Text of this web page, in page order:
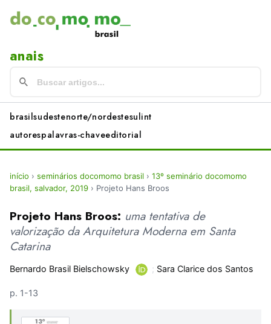
anais
brasilsudestenorte/nordestesulint
autorespalavras-chaveeditorial
início › seminários docomomo brasil › 13º seminário docomomo
brasil, salvador, 2019 › Projeto Hans Broos
Projeto Hans Broos: uma tentativa de
valorização da Arquitetura Moderna em Santa
Catarina
Bernardo Brasil Bielschowsky ; Sara Clarice dos Santos
p. 1-13